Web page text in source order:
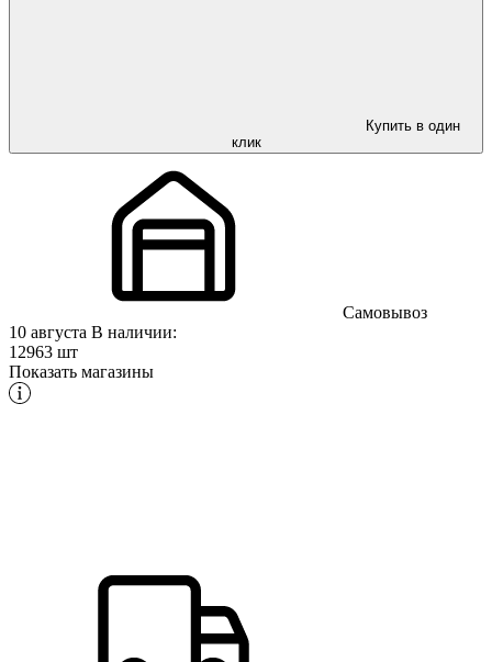
Купить в один
клик
Самовывоз
10 августа В наличии:
12963 шт
Показать магазины